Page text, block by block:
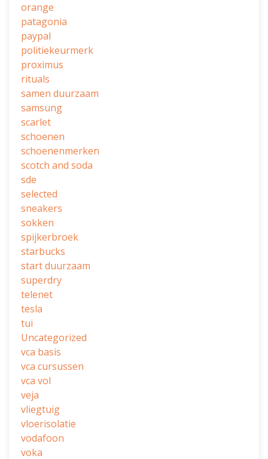
orange
patagonia
paypal
politiekeurmerk
proximus
rituals
samen duurzaam
samsung
scarlet
schoenen
schoenenmerken
scotch and soda
sde
selected
sneakers
sokken
spijkerbroek
starbucks
start duurzaam
superdry
telenet
tesla
tui
Uncategorized
vca basis
vca cursussen
vca vol
veja
vliegtuig
vloerisolatie
vodafoon
voka